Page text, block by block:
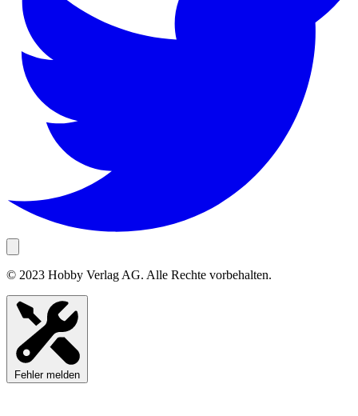
© 2023 Hobby Verlag AG. Alle Rechte vorbehalten.
Fehler melden